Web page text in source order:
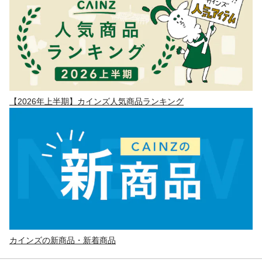
【2026年上半期】カインズ人気商品ランキング
カインズの新商品・新着商品